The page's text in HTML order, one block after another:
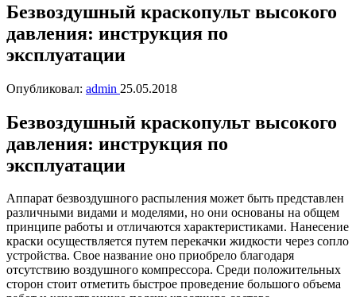
Безвоздушный краскопульт высокого
давления: инструкция по
эксплуатации
Опубликовал: admin 25.05.2018
Безвоздушный краскопульт высокого
давления: инструкция по
эксплуатации
Аппарат безвоздушного распыления может быть представлен
различными видами и моделями, но они основаны на общем
принципе работы и отличаются характеристиками. Нанесение
краски осуществляется путем перекачки жидкости через сопло
устройства. Свое название оно приобрело благодаря
отсутствию воздушного компрессора. Среди положительных
сторон стоит отметить быстрое проведение большого объема